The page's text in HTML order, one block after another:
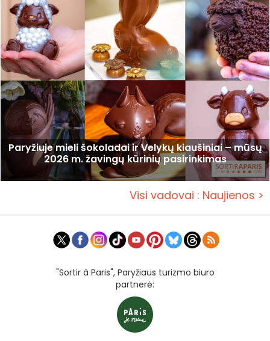
Paryžiuje mieli šokoladai ir Velykų kiaušiniai – mūsų
2026 m. žavingų kūrinių pasirinkimas
Visi vadovai : Naujienos >
"Sortir à Paris", Paryžiaus turizmo biuro
partnerė: